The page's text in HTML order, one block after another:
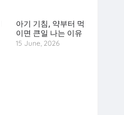
아기 기침, 약부터 먹
이면 큰일 나는 이유
15 June, 2026